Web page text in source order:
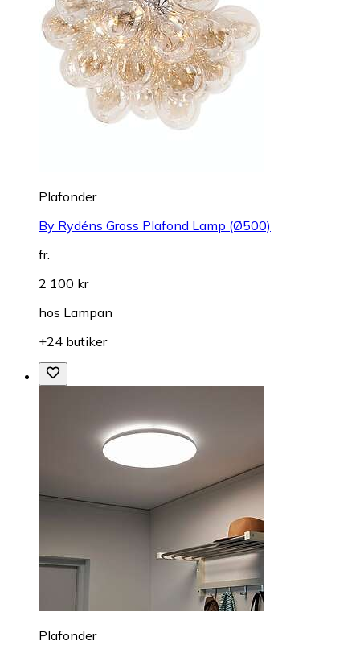
Plafonder
By Rydéns Gross Plafond Lamp (Ø500)
fr.
2 100 kr
hos Lampan
+24 butiker
Plafonder